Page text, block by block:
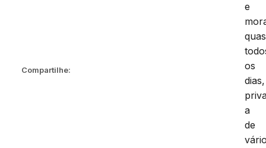
Compartilhe:
e
os
dias,
a
de